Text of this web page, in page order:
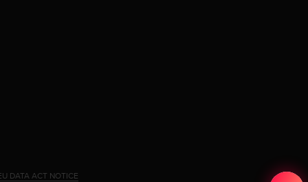
DATA ACT NOTICE